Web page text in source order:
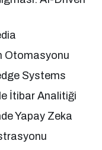
Otomasyonu
Systems
İtibar Analitiği
Yapay Zeka